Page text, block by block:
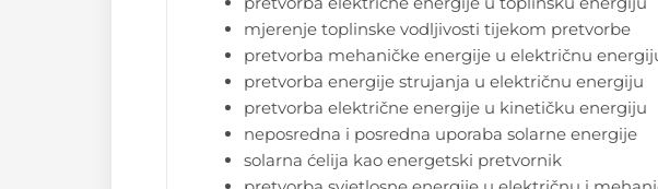
mjerenje toplinske vodljivosti tijekom pretvorbe
pretvorba mehaničke energije u električnu
pretvorba energije strujanja u električnu energiju
pretvorba električne energije u kinetičku energiju
neposredna i posredna uporaba solarne energije
solarna ćelija kao energetski pretvornik